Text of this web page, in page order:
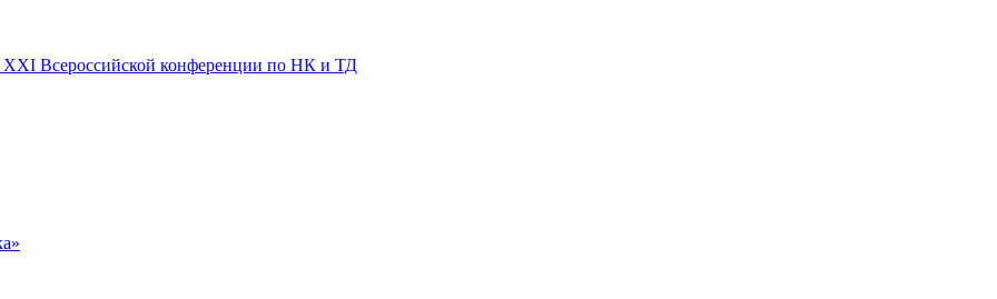
XXI Всероссийской конференции по НК и ТД